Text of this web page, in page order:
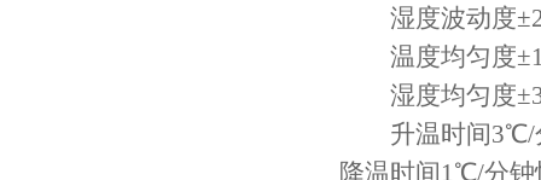
湿度波动度
温度均匀度
湿度均匀度
升温时间3℃/
降温时间1℃/分